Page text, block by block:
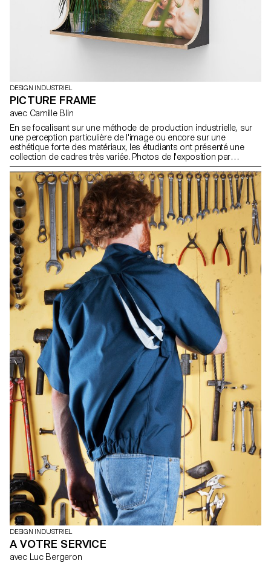
DESIGN INDUSTRIEL
PICTURE FRAME
avec Camille Blin
En se focalisant sur une méthode de production industrielle, sur
une perception particulière de l'image ou encore sur une
esthétique forte des matériaux, les étudiants ont présenté une
collection de cadres très variée. Photos de l'exposition par
ECAL/Younès Klouche
DESIGN INDUSTRIEL
A VOTRE SERVICE
avec Luc Bergeron